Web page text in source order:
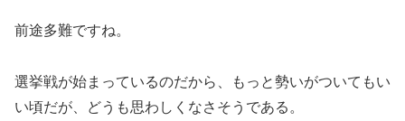
前途多難ですね。
選挙戦が始まっているのだから、もっと勢いがついてもい
い頃だが、どうも思わしくなさそうである。